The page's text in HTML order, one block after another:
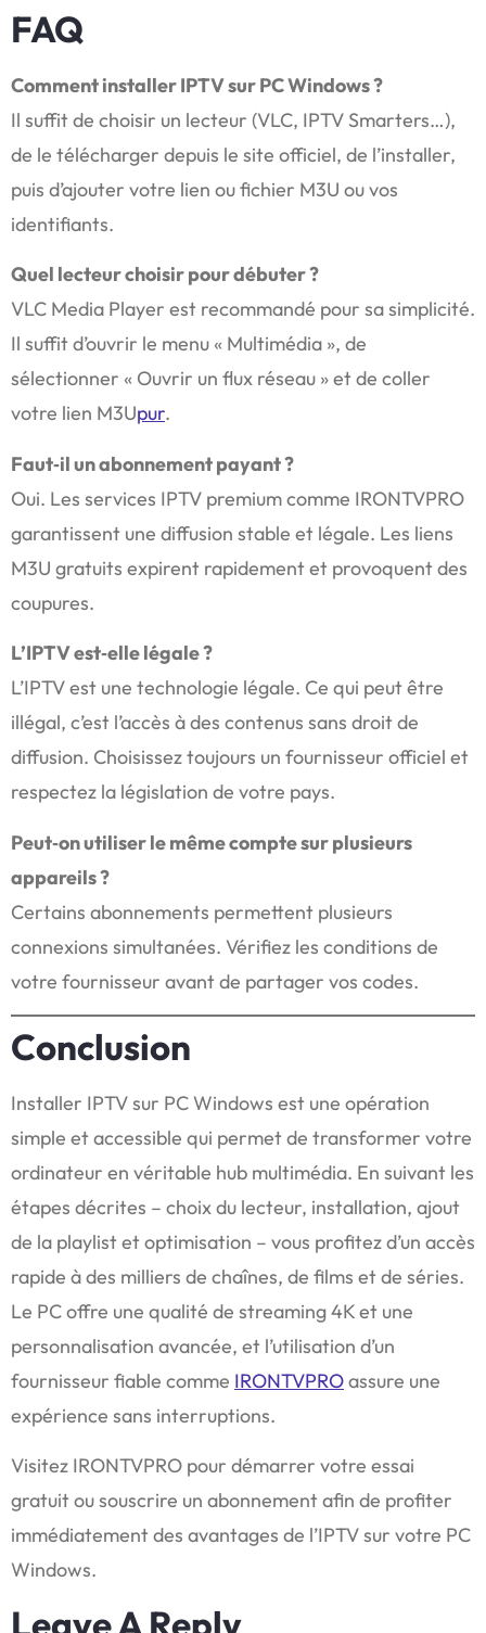
FAQ
Comment installer IPTV sur PC Windows ?
Il suffit de choisir un lecteur (VLC, IPTV Smarters…),
de le télécharger depuis le site officiel, de l’installer,
puis d’ajouter votre lien ou fichier M3U ou vos
identifiants.
Quel lecteur choisir pour débuter ?
VLC Media Player est recommandé pour sa simplicité.
Il suffit d’ouvrir le menu « Multimédia », de
sélectionner « Ouvrir un flux réseau » et de coller
votre lien M3Upur.
Faut‑il un abonnement payant ?
Oui. Les services IPTV premium comme IRONTVPRO
garantissent une diffusion stable et légale. Les liens
M3U gratuits expirent rapidement et provoquent des
coupures.
L’IPTV est‑elle légale ?
L’IPTV est une technologie légale. Ce qui peut être
illégal, c’est l’accès à des contenus sans droit de
diffusion. Choisissez toujours un fournisseur officiel et
respectez la législation de votre pays.
Peut‑on utiliser le même compte sur plusieurs
appareils ?
Certains abonnements permettent plusieurs
connexions simultanées. Vérifiez les conditions de
votre fournisseur avant de partager vos codes.
Conclusion
Installer IPTV sur PC Windows est une opération
simple et accessible qui permet de transformer votre
ordinateur en véritable hub multimédia. En suivant les
étapes décrites – choix du lecteur, installation, ajout
de la playlist et optimisation – vous profitez d’un accès
rapide à des milliers de chaînes, de films et de séries.
Le PC offre une qualité de streaming 4K et une
personnalisation avancée, et l’utilisation d’un
fournisseur fiable comme IRONTVPROassure une
expérience sans interruptions.
Visitez IRONTVPRO pour démarrer votre essai
gratuit ou souscrire un abonnement afin de profiter
immédiatement des avantages de l’IPTV sur votre PC
Windows.